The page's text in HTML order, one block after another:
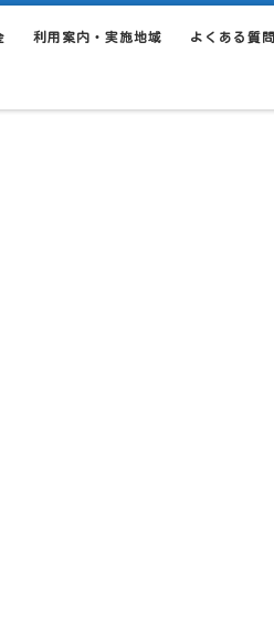
利用案内・実施地域 よくある質問